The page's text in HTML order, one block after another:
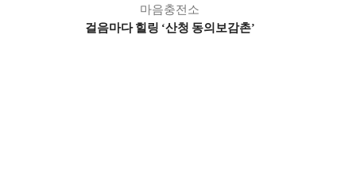
마음충전소
걸음마다 힐링 ‘산청 동의보감촌’